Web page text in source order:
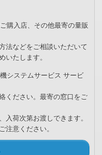
購入店、その他最寄の量販
などをご相談いただいて
いたします。
システムサービス サービ
ください。最寄の窓口をご
荷次第お渡しできます。
注意ください。